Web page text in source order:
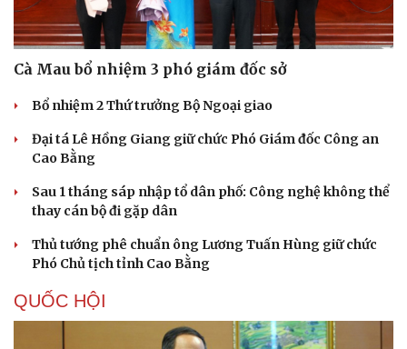
Hạt giống tâm hồn
Cà Mau bổ nhiệm 3 phó giám đốc sở
Bổ nhiệm 2 Thứ trưởng Bộ Ngoại giao
Đại tá Lê Hồng Giang giữ chức Phó Giám đốc Công an
Cao Bằng
Sau 1 tháng sáp nhập tổ dân phố: Công nghệ không thể
thay cán bộ đi gặp dân
Thủ tướng phê chuẩn ông Lương Tuấn Hùng giữ chức
Phó Chủ tịch tỉnh Cao Bằng
QUỐC HỘI